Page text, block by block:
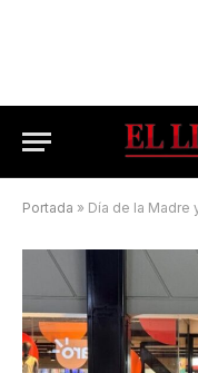
Portada » Día de la Madre y